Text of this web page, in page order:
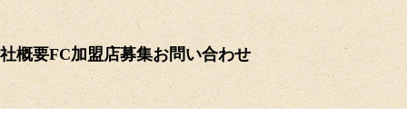
概要FC加盟店募集お問い合わせ